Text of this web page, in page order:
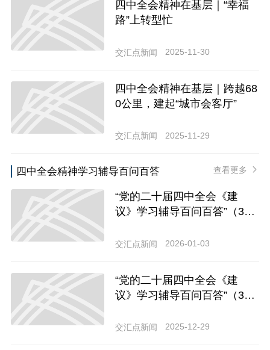
四中全会精神在基层｜“幸福
路”上转型忙
交汇点新闻 2025-11-30
四中全会精神在基层｜跨越68
0公里，建起“城市会客厅”
交汇点新闻 2025-11-29
四中全会精神学习辅导百问百答 查看更多
“党的二十届四中全会《建
议》学习辅导百问百答”（3
易？
交汇点新闻 2026-01-03
“党的二十届四中全会《建
议》学习辅导百问百答”（3
双边贸易投资协定进程？
交汇点新闻 2025-12-29